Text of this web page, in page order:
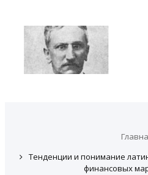
Тенденции и понимание
финансовых